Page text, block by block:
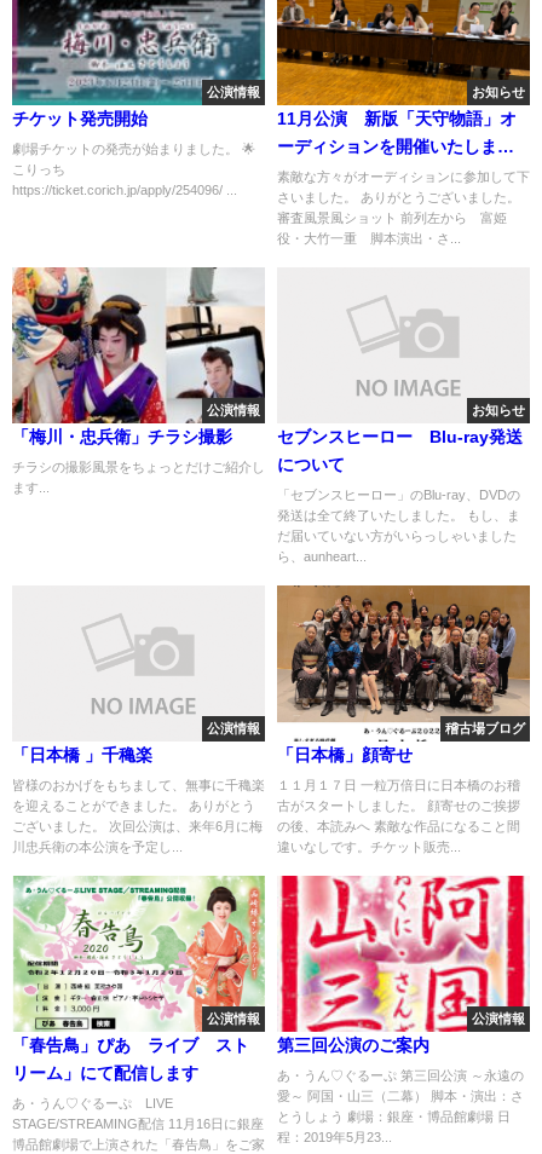
公演情報
チケット発売開始
劇場チケットの発売が始まりました。 🌟
こりっち
https://ticket.corich.jp/apply/254096/ ...
お知らせ
11月公演 新版「天守物語」オ
ーディションを開催いたしまし
た
素敵な方々がオーディションに参加して下
さいました。 ありがとうございました。
審査風景風ショット 前列左から 富姫
役・大竹一重 脚本演出・さ...
公演情報
「梅川・忠兵衛」チラシ撮影
チラシの撮影風景をちょっとだけご紹介し
ます...
お知らせ
セブンスヒーロー Blu-ray発送
について
「セブンスヒーロー」のBlu-ray、DVDの
発送は全て終了いたしました。 もし、ま
だ届いていない方がいらっしゃいました
ら、aunheart...
公演情報
「日本橋 」千穐楽
皆様のおかげをもちまして、無事に千穐楽
を迎えることができました。 ありがとう
ございました。 次回公演は、来年6月に梅
川忠兵衛の本公演を予定し...
稽古場ブログ
「日本橋」顔寄せ
１１月１７日 一粒万倍日に日本橋のお稽
古がスタートしました。 顔寄せのご挨拶
の後、本読みへ 素敵な作品になること間
違いなしです。チケット販売...
公演情報
「春告鳥」ぴあ ライブ スト
リーム」にて配信します
あ・うん♡ぐるーぷ LIVE
STAGE/STREAMING配信 11月16日に銀座
博品館劇場で上演された「春告鳥」をご家
公演情報
第三回公演のご案内
あ・うん♡ぐるーぷ 第三回公演 ～永遠の
愛～ 阿国・山三（二幕） 脚本・演出：さ
とうしょう 劇場：銀座・博品館劇場 日
程：2019年5月23...